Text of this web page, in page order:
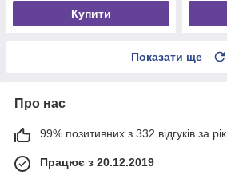
Купити
Показати ще
Про нас
99% позитивних з 332 відгуків за рік
Працює з 20.12.2019